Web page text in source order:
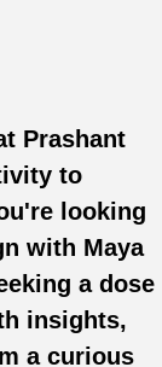
Prashant
to
looking
with Maya
a dose
insights,
a curious